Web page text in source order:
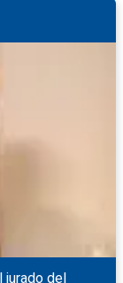
jurado del